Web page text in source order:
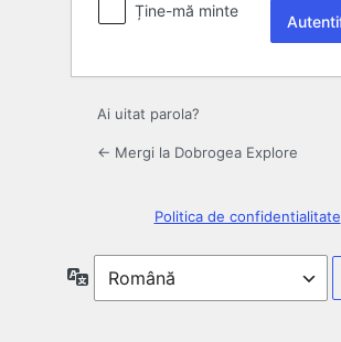
Ține-mă minte
Ai uitat parola?
← Mergi la Dobrogea Explore
Politica de confidentialitate
Limbă